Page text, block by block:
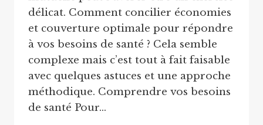
délicat. Comment concilier économies
et couverture optimale pour répondre
à vos besoins de santé ? Cela semble
complexe mais c’est tout à fait faisable
avec quelques astuces et une approche
méthodique. Comprendre vos besoins
de santé Pour…